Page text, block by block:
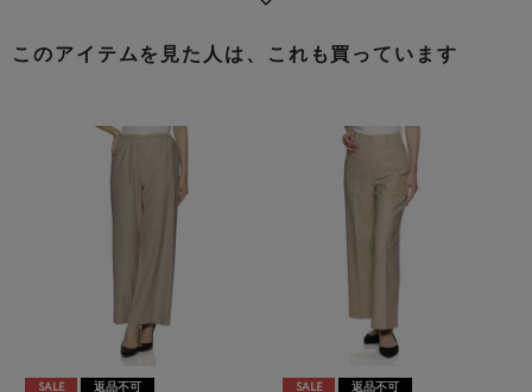
このアイテムを見た人は、これも買っています
SALE 返品不可 SALE 返品不可